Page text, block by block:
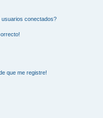
usuarios conectados?
que me registre!